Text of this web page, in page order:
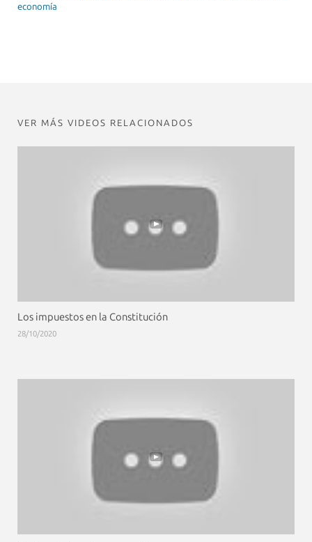
economía
VER MÁS VIDEOS RELACIONADOS
Los impuestos en la Constitución
28/10/2020